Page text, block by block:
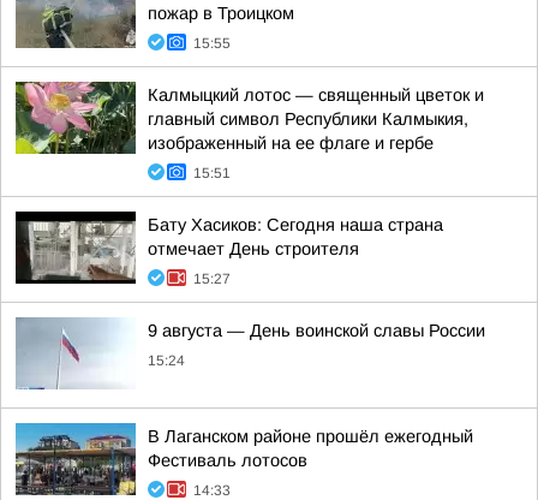
пожар в Троицком
15:55
Калмыцкий лотос — священный цветок и
главный символ Республики Калмыкия,
изображенный на ее флаге и гербе
15:51
Бату Хасиков: Сегодня наша страна
отмечает День строителя
15:27
9 августа — День воинской славы России
15:24
В Лаганском районе прошёл ежегодный
Фестиваль лотосов
14:33